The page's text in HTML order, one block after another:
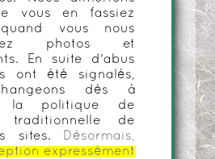
vous en fassiez
vous nous
photos et
En suite d'abus
ont été signalés,
dès à
la politique de
traditionnelle de
sites.
Désormais,
expressément